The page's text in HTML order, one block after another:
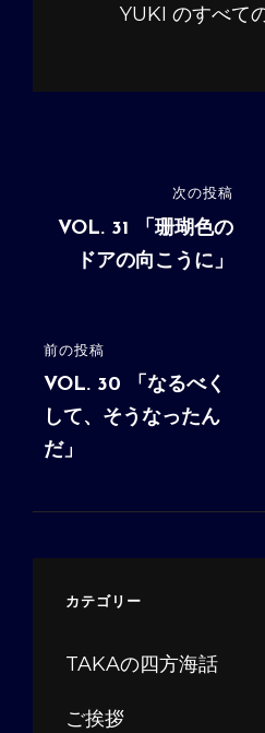
YUKI のすべて
稿
ゲ
ー
シ
ョ
前
の
投
稿
前の投稿
VOL. 30 「なるべく
して、そうなったん
だ」
の
次の投稿
VOL. 31 「珊瑚色の
ドアの向こうに」
カテゴリー
TAKAの四方海話
ご挨拶